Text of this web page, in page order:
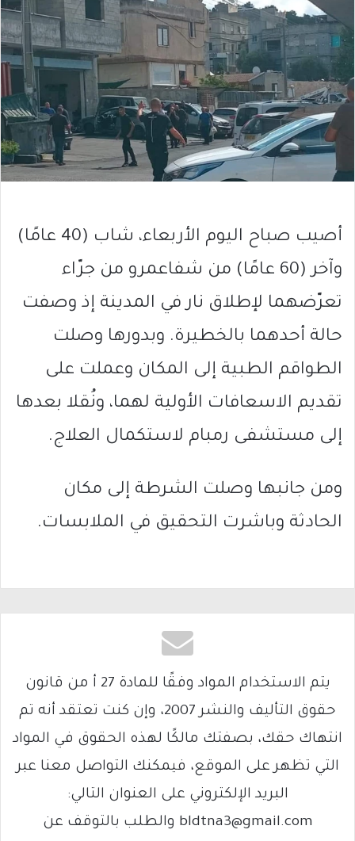
أصيب صباح اليوم الأربعاء، شاب (40 عامًا)
وآخر (60 عامًا) من شفاعمرو من جرّاء
تعرّضهما لإطلاق نار في المدينة إذ وصفت
حالة أحدهما بالخطيرة. وبدورها وصلت
الطواقم الطبية إلى المكان وعملت على
تقديم الاسعافات الأولية لهما، ونُقلا بعدها
إلى مستشفى رمبام لاستكمال العلاج.
ومن جانبها وصلت الشرطة إلى مكان
الحادثة وباشرت التحقيق في الملابسات.
يتم الاستخدام المواد وفقًا للمادة 27 أ من قانون
حقوق التأليف والنشر 2007، وإن كنت تعتقد أنه تم
انتهاك حقك، بصفتك مالكًا لهذه الحقوق في المواد
التي تظهر على الموقع، فيمكنك التواصل معنا عبر
البريد الإلكتروني على العنوان التالي:
bldtna3@gmail.com والطلب بالتوقف عن